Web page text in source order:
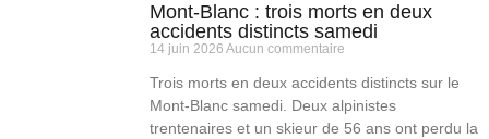
Mont-Blanc : trois morts en deux
accidents distincts samedi
14 juin 2026 Aucun commentaire
Trois morts en deux accidents distincts sur le
Mont-Blanc samedi. Deux alpinistes
trentenaires et un skieur de 56 ans ont perdu la